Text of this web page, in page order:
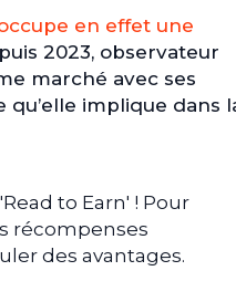
en effet une
2023, observateur
marché avec ses
qu’elle implique dans
to Earn' ! Pour
récompenses
des avantages.